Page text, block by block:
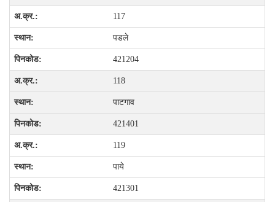
117
पडले
421204
118
पाटगाव
421401
119
पाये
421301